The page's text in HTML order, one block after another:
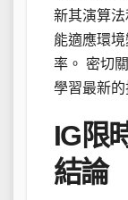
新其演算
能適應環
率。 密切
學習最新的
IG限
結論